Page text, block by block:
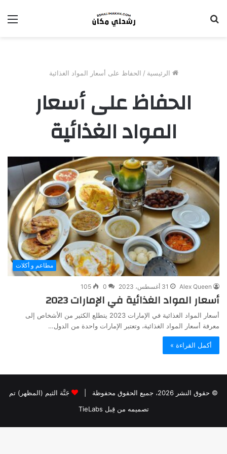
الرئيسية / الحفاظ على أسعار المواد الغذائية
الحفاظ على أسعار
المواد الغذائية
مطاعم و أكلات
Alex Queen 31 أغسطس، 2023 0
105
أسعار المواد الغذائية في الإمارات 2023
أسعار المواد الغذائية في الإمارات 2023 يتطلع الكثير من الأشخاص إلى
معرفة أسعار المواد الغذائية، وتعتبر الإمارات واحدة من الدول…
أكمل القراءة »
© حقوق النشر 2026، جميع الحقوق محفوظة |
جَنَّة الثيم (المظهر) تم
تصميمه من قِبل TieLabs